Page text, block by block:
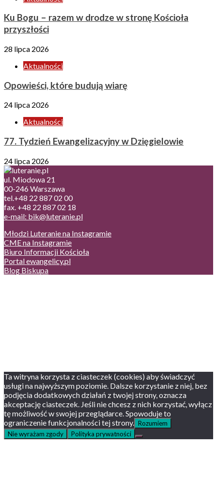
Ku Bogu – razem w drodze w stronę Kościoła
przyszłości
28 lipca 2026
Aktualności
Opowieści, które budują wiarę
24 lipca 2026
Aktualności
77. Tydzień Ewangelizacyjny w Dzięgielowie
24 lipca 2026
ul. Miodowa 21
00-246 Warszawa
tel.+48 22 887 02 00
fax. +48 22 887 02 18
e-mail: bik@luteranie.pl
Młodzi Luteranie na Instagramie
CME na Instagramie
Biuro Informacji Kościoła
Portal ewangelicy.pl
Blog Biskupa
Ta witryna korzysta z ciasteczek (cookies) aby świadczyć
usługi na najwyższym poziomie. Dalsze korzystanie z niej, bez
podjęcia dodatkowych działań z twojej strony, oznacza
akceptację ciasteczek. Jeśli nie chcesz z nich korzystać, wyłącz
tę możliwość w swojej przeglądarce. Spowoduje to
ograniczenie funkcjonalności tej strony. Rozumiem
Nie wyrażam zgody
Polityka prywatności